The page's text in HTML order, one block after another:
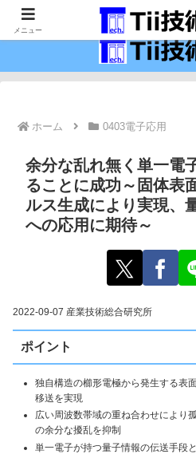
最新の科学技術の情
ホーム 0403電子応用
余分な乱れ無く単一電
ることに成功～固体表
ルス生成により実現、
への応用に期待～
2022-09-07 産業技術総合研究所
ポイント
独自構造の櫛形電極から発生する表
移送を実現
広い周波数帯域の重ね合わせにより
の余分な擾乱を抑制
単一電子が持つ量子情報の伝送手段
メニュー